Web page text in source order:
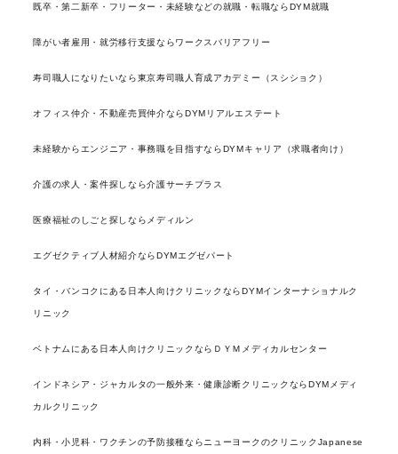
既卒・第二新卒・フリーター・未経験などの就職・転職ならDYM就職
障がい者雇用・就労移行支援ならワークスバリアフリー
寿司職人になりたいなら東京寿司職人育成アカデミー（スシショク）
オフィス仲介・不動産売買仲介ならDYMリアルエステート
未経験からエンジニア・事務職を目指すならDYMキャリア（求職者向け）
介護の求人・案件探しなら介護サーチプラス
医療福祉のしごと探しならメディルン
エグゼクティブ人材紹介ならDYMエグゼパート
タイ・バンコクにある日本人向けクリニックならDYMインターナショナルク
リニック
ベトナムにある日本人向けクリニックならＤＹＭメディカルセンター
インドネシア・ジャカルタの一般外来・健康診断クリニックならDYMメディ
カルクリニック
内科・小児科・ワクチンの予防接種ならニューヨークのクリニックJapanese